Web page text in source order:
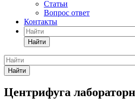
Статьи
Вопрос ответ
Контакты
Найти
Найти
Центрифуга